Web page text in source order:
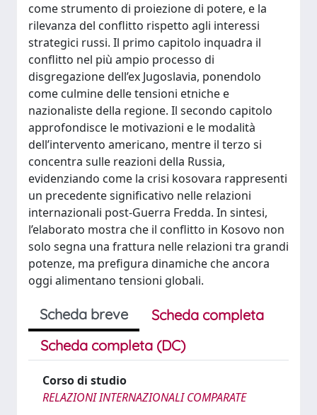
come strumento di proiezione di potere, e la
rilevanza del conflitto rispetto agli interessi
strategici russi. Il primo capitolo inquadra il
conflitto nel più ampio processo di
disgregazione dell’ex Jugoslavia, ponendolo
come culmine delle tensioni etniche e
nazionaliste della regione. Il secondo capitolo
approfondisce le motivazioni e le modalità
dell’intervento americano, mentre il terzo si
concentra sulle reazioni della Russia,
evidenziando come la crisi kosovara rappresenti
un precedente significativo nelle relazioni
internazionali post-Guerra Fredda. In sintesi,
l’elaborato mostra che il conflitto in Kosovo non
solo segna una frattura nelle relazioni tra grandi
potenze, ma prefigura dinamiche che ancora
oggi alimentano tensioni globali.
Scheda breve
Scheda completa
Scheda completa (DC)
Corso di studio
RELAZIONI INTERNAZIONALI COMPARATE